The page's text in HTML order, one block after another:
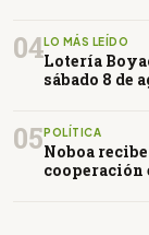
04LO MÁS LEÍDO
Lotería
sábado 8 de
05POLÍTICA
Noboa
cooperación